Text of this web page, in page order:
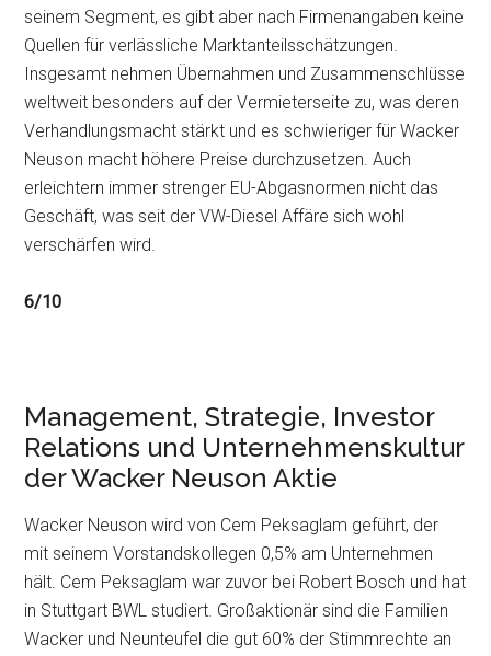
seinem Segment, es gibt aber nach Firmenangaben keine
Quellen für verlässliche Marktanteilsschätzungen.
Insgesamt nehmen Übernahmen und Zusammenschlüsse
weltweit besonders auf der Vermieterseite zu, was deren
Verhandlungsmacht stärkt und es schwieriger für Wacker
Neuson macht höhere Preise durchzusetzen. Auch
erleichtern immer strenger EU-Abgasnormen nicht das
Geschäft, was seit der VW-Diesel Affäre sich wohl
verschärfen wird.
6/10
Management, Strategie, Investor
Relations und Unternehmenskultur
der Wacker Neuson Aktie
Wacker Neuson wird von Cem Peksaglam geführt, der
mit seinem Vorstandskollegen 0,5% am Unternehmen
hält. Cem Peksaglam war zuvor bei Robert Bosch und hat
in Stuttgart BWL studiert. Großaktionär sind die Familien
Wacker und Neunteufel die gut 60% der Stimmrechte an